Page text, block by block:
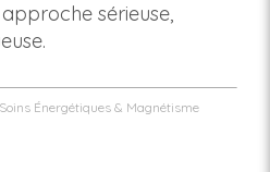
sérieuse,
Soins Énergétiques & Magnétisme